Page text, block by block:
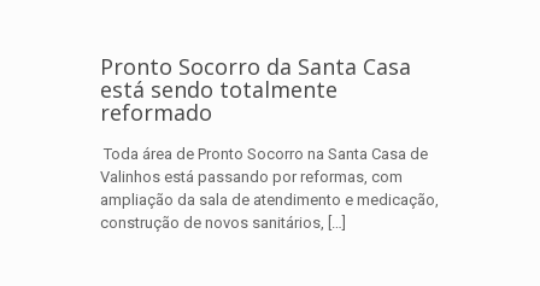
Pronto Socorro da Santa Casa
está sendo totalmente
reformado
Toda área de Pronto Socorro na Santa Casa de
Valinhos está passando por reformas, com
ampliação da sala de atendimento e medicação,
construção de novos sanitários, […]